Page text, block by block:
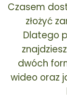
Czasem
złożyć
Dlatego
dwóch
wideo oraz